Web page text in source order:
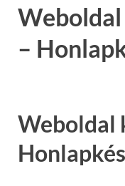
Weboldal
–
Weboldal